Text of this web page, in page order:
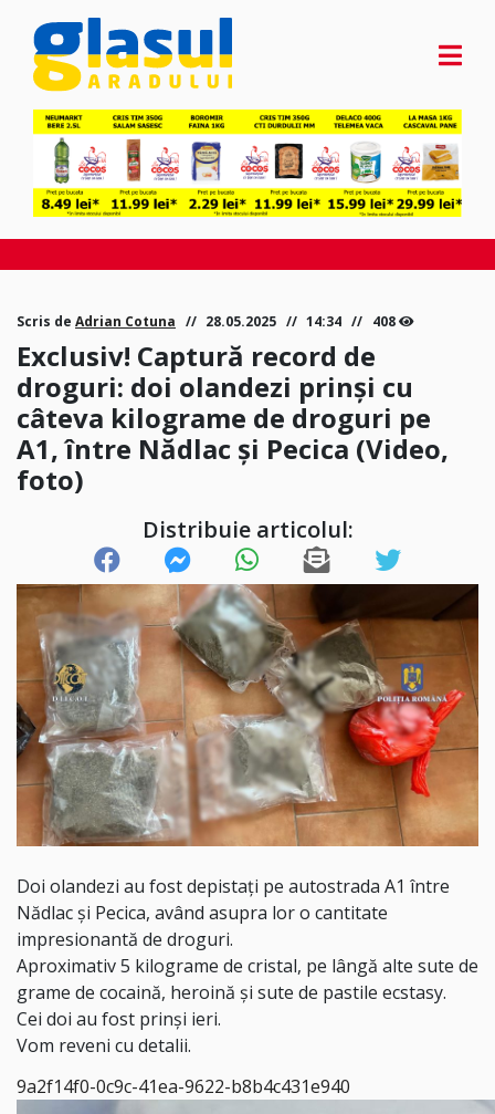
Scris de Adrian Cotuna 28.05.2025 14:34 408
Exclusiv! Captură record de
droguri: doi olandezi prinși cu
câteva kilograme de droguri pe
A1, între Nădlac și Pecica (Video,
foto)
Distribuie articolul:
Doi olandezi au fost depistați pe autostrada A1 între
Nădlac și Pecica, având asupra lor o cantitate
impresionantă de droguri.
Aproximativ 5 kilograme de cristal, pe lângă alte sute de
grame de cocaină, heroină și sute de pastile ecstasy.
Cei doi au fost prinși ieri.
Vom reveni cu detalii.
9a2f14f0-0c9c-41ea-9622-b8b4c431e940